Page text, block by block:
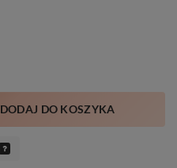
DODAJ DO KOSZYKA